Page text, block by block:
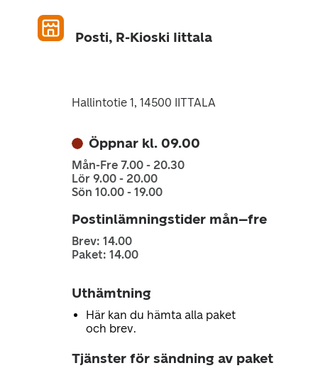
Posti, R-Kioski Iittala
Hallintotie 1, 14500 IITTALA
Öppnar kl. 09.00
Mån-Fre 7.00 - 20.30
Lör 9.00 - 20.00
Sön 10.00 - 19.00
Postinlämningstider mån–fre
Brev: 14.00
Paket: 14.00
Uthämtning
Här kan du hämta alla paket
och brev.
Tjänster för sändning av paket